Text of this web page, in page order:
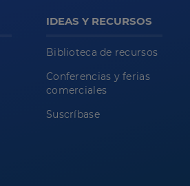
IDEAS Y RECURSOS
Biblioteca de recursos
Conferencias y ferias
comerciales
Suscríbase